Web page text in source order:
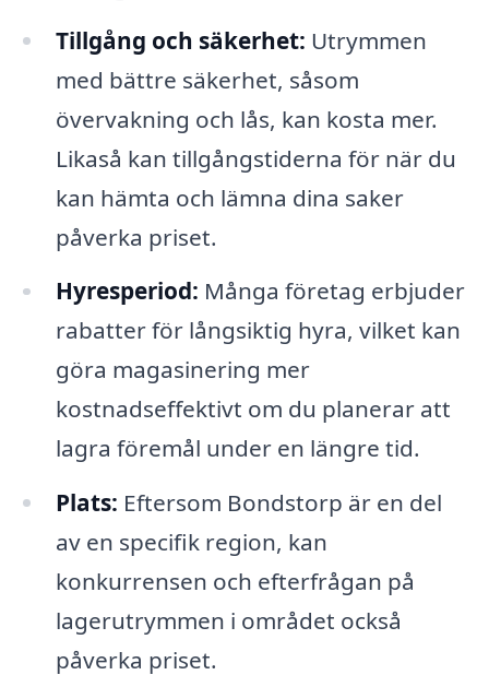
Tillgång och säkerhet: Utrymmen
med bättre säkerhet, såsom
övervakning och lås, kan kosta mer.
Likaså kan tillgångstiderna för när du
kan hämta och lämna dina saker
påverka priset.
Hyresperiod: Många företag erbjuder
rabatter för långsiktig hyra, vilket kan
göra magasinering mer
kostnadseffektivt om du planerar att
lagra föremål under en längre tid.
Plats: Eftersom Bondstorp är en del
av en specifik region, kan
konkurrensen och efterfrågan på
lagerutrymmen i området också
påverka priset.